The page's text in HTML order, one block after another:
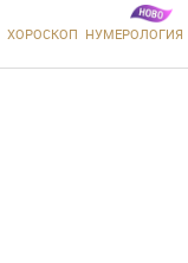
ХОРОСКОП НУМЕРОЛОГИЯ